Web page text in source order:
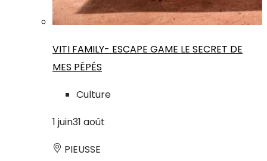
VITI FAMILY- ESCAPE GAME LE SECRET DE
MES PÉPÉS
Culture
1 juin31 août
PIEUSSE